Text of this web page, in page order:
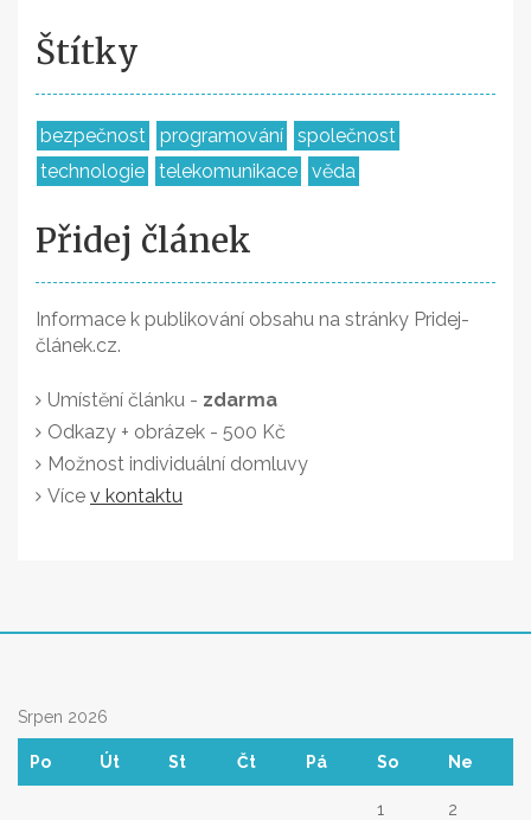
Štítky
bezpečnost programování
společnost
technologie
telekomunikace věda
Přidej článek
Informace k publikování obsahu na stránky Pridej-
článek.cz.
Umístění článku - zdarma
Odkazy + obrázek - 500 Kč
Možnost individuální domluvy
Více v kontaktu
Srpen 2026
Po Út St Čt Pá So Ne
1 2